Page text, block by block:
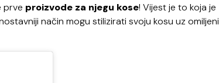
prve proizvode za njegu kose! Vijest je to koja je
način mogu stilizirati svoju kosu uz omiljeni